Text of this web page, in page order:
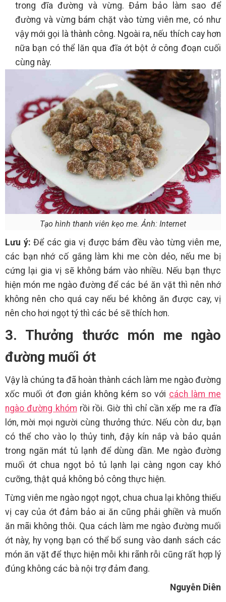
trong đĩa đường và vừng. Đảm bảo làm sao để
đường và vừng bám chặt vào từng viên me, có như
vậy mới gọi là thành công. Ngoài ra, nếu thích cay hơn
nữa bạn có thể lăn qua đĩa ớt bột ở công đoạn cuối
cùng này.
Tạo hình thanh viên kẹo me. Ảnh: Internet
Lưu ý: Để các gia vị được bám đều vào từng viên me,
các bạn nhớ cố gắng làm khi me còn dẻo, nếu me bị
cứng lại gia vị sẽ không bám vào nhiều. Nếu bạn thực
hiện món me ngào đường để các bé ăn vặt thì nên nhớ
không nên cho quá cay nếu bé không ăn được cay, vị
nên cho hơi ngọt tý thì các bé sẽ thích hơn.
3. Thưởng thước món me ngào
đường muối ớt
Vậy là chúng ta đã hoàn thành cách làm me ngào đường
xốc muối ớt đơn giản không kém so với cách làm me
ngào đường khóm rồi rồi. Giờ thì chỉ cần xếp me ra đĩa
lớn, mời mọi người cùng thưởng thức. Nếu còn dư, bạn
có thể cho vào lọ thủy tinh, đậy kín nắp và bảo quản
trong ngăn mát tủ lạnh để dùng dần. Me ngào đường
muối ớt chua ngọt bỏ tủ lạnh lại càng ngon cay khó
cưỡng, thật quả không bỏ công thực hiện.
Từng viên me ngào ngọt ngọt, chua chua lại không thiếu
vị cay của ớt đảm bảo ai ăn cũng phải ghiền và muốn
ăn mãi không thôi. Qua cách làm me ngào đường muối
ớt này, hy vọng bạn có thể bổ sung vào danh sách các
món ăn vặt để thực hiện mỗi khi rãnh rỗi cũng rất hợp lý
đúng không các bà nội trợ đảm đang.
Nguyễn Diên